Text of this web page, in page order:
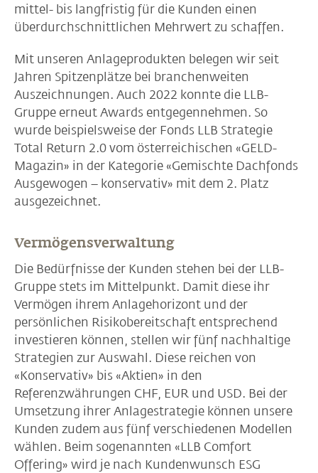
mittel- bis langfristig für die Kunden einen
überdurchschnittlichen Mehrwert zu schaffen.
Mit unseren Anlageprodukten belegen wir seit
Jahren Spitzenplätze bei branchenweiten
Auszeichnungen. Auch 2022 konnte die LLB-
Gruppe erneut Awards entgegennehmen. So
wurde beispielsweise der Fonds LLB Strategie
Total Return 2.0 vom österreichischen «GELD-
Magazin» in der Kategorie «Gemischte Dachfonds
Ausgewogen – konservativ» mit dem 2. Platz
ausgezeichnet.
Vermögensverwaltung
Die Bedürfnisse der Kunden stehen bei der LLB-
Gruppe stets im Mittelpunkt. Damit diese ihr
Vermögen ihrem Anlagehorizont und der
persönlichen Risikobereitschaft entsprechend
investieren können, stellen wir fünf nachhaltige
Strategien zur Auswahl. Diese reichen von
«Konservativ» bis «Aktien» in den
Referenzwährungen CHF, EUR und USD. Bei der
Umsetzung ihrer Anlagestrategie können unsere
Kunden zudem aus fünf verschiedenen Modellen
wählen. Beim sogenannten «LLB Comfort
Offering» wird je nach Kundenwunsch ESG